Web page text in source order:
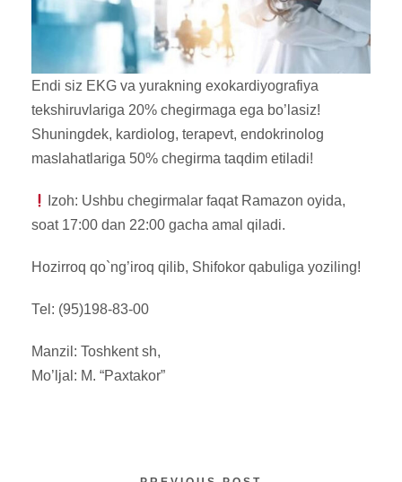
Endi siz EKG va yurakning eхokardiyografiya
tekshiruvlariga 20% chegirmaga ega bo’lasiz!
Shuningdek, kardiolog, terapevt, endokrinolog
maslahatlariga 50% chegirma taqdim etiladi!
Izoh: Ushbu chegirmalar faqat Ramazon oyida,
soat 17:00 dan 22:00 gacha amal qiladi.
Hozirroq qo`ng’iroq qilib, Shifokor qabuliga yoziling!
Теl: (95)198-83-00
Manzil: Toshkent sh,
Mo’ljal: M. “Paxtakor”